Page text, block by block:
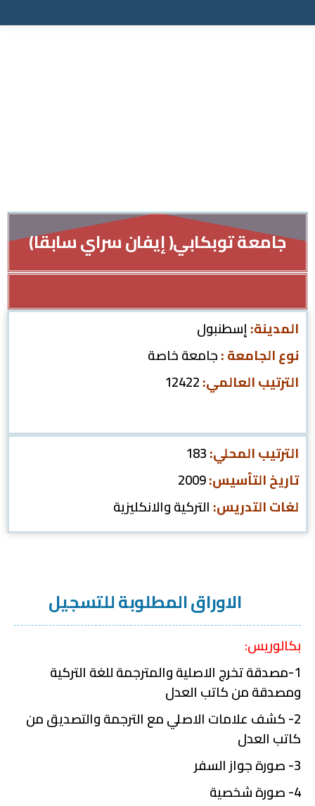
جامعة توبكابي( إيفان سراي سابقا)
المدينة:إسطنبول
نوع الجامعة :جامعة خاصة
الترتيب العالمي:12422
الترتيب المحلي:
تاريخ التأسيس:
لغات التدريس: التركية والانكليزية
الاوراق المطلوبة للتسجيل
بكالوريس:
1-مصدقة تخرج الاصلية والمترجمة للغة التركية
ومصدقة من كاتب العدل
2- كشف علامات الاصلي مع الترجمة والتصديق من
كاتب العدل
3- صورة جواز السفر
4- صورة شخصية